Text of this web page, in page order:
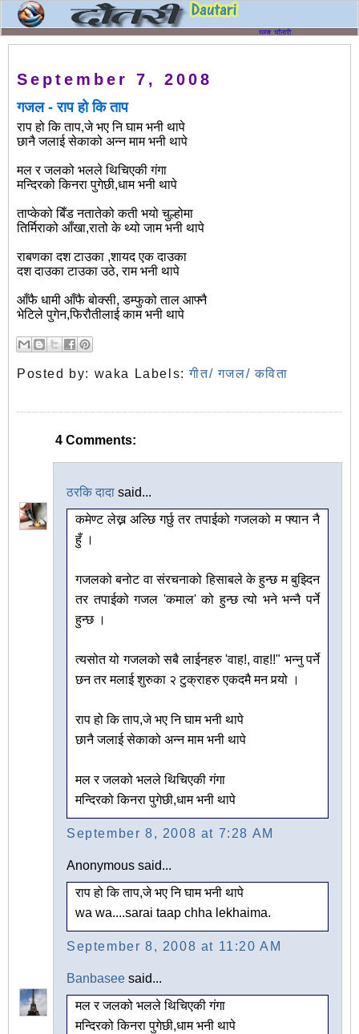
September 7, 2008
गजल - राप हो कि ताप
राप हो कि ताप,जे भए नि घाम भनी थापे
छानै जलाई सेकाको अन्न माम भनी थापे
मल र जलको भलले थिचिएकी गंगा
मन्दिरको किनरा पुगेछी,धाम भनी थापे
ताप्केको बिँड नतातेको कती भयो चुल्होमा
तिर्मिराको आँखा,रातो के थ्यो जाम भनी थापे
राबणका दश टाउका ,शायद एक दाउका
दश दाउका टाउका उठे, राम भनी थापे
आँफै धामी आँफै बोक्सी, डम्फुको ताल आफ्नै
भेटिले पुगेन,फिरौतीलाई काम भनी थापे
Posted by: waka Labels:गीत/ गजल/ कविता
4 Comments:
ठरकि दादा said...
कमेण्ट लेख्न अल्छि गर्छु तर तपाईको गजलको म फ्यान नै
हुँ ।
गजलको बनोट वा संरचनाको हिसाबले के हुन्छ म बुझ्दिन
तर तपाईको गजल 'कमाल' को हुन्छ त्यो भने भन्नै पर्ने
हुन्छ ।
त्यसोत यो गजलको सबै लाईनहरु 'वाह!, वाह!!" भन्नु पर्ने
छन तर मलाई शुरुका २ टुक्राहरु एकदमै मन पर्‍यो ।
राप हो कि ताप,जे भए नि घाम भनी थापे
छानै जलाई सेकाको अन्न माम भनी थापे
मल र जलको भलले थिचिएकी गंगा
मन्दिरको किनरा पुगेछी,धाम भनी थापे
September 8, 2008 at 7:28 AM
Anonymous said...
राप हो कि ताप,जे भए नि घाम भनी थापे
wa wa....sarai taap chha lekhaima.
September 8, 2008 at 11:20 AM
Banbasee said...
मल र जलको भलले थिचिएकी गंगा
मन्दिरको किनरा पुगेछी,धाम भनी थापे